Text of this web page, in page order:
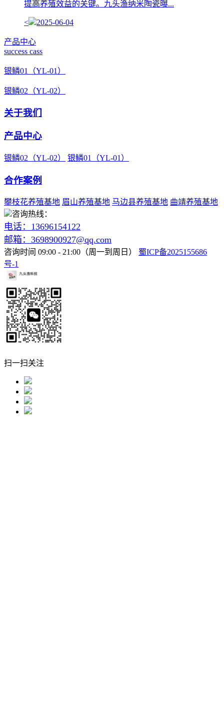
提高养殖效益的关键。九头渔纳米陶瓷曝...
< 2025-06-04
产品中心
success cass
银鳞01（YL-01）
银鳞02（YL-02）
关于我们
产品中心
银鳞02（YL-02） 银鳞01（YL-01）
合作案例
攀枝花养殖基地 眉山养殖基地 马边县养殖基地 曲靖养殖基地
咨询热线：
电话：13696154122
邮箱：3698900927@qq.com
咨询时间 09:00 - 21:00（周一到周日） 蜀ICP备2025155686
号-1
扫一扫关注